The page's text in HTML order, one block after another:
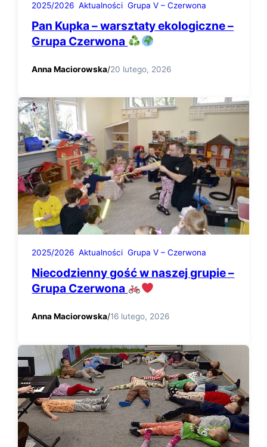
2025/2026 Aktualności Grupa V – Czerwona
Pan Kupka – warsztaty ekologiczne –
Grupa Czerwona
Anna Maciorowska/20 lutego, 2026
2025/2026 Aktualności Grupa V – Czerwona
Niecodzienny gość w naszej grupie –
Grupa Czerwona
Anna Maciorowska/16 lutego, 2026